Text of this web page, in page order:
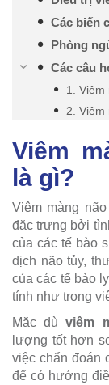
Các biến
Phòng
Các câu
1.
2.
Viêm
là gì?
Viêm màng
đặc trưng bởi
của các tế bào
dịch não tủy,
của các tế bào
tính như trong
Mặc dùviêm
lượng tốt hơn
việc chẩn đoán
để có hướng